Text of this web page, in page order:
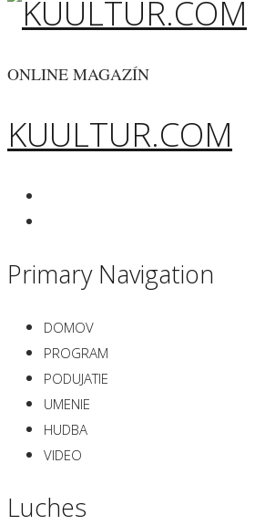
ONLINE MAGAZÍN
KUULTUR.COM
Primary Navigation
DOMOV
PROGRAM
PODUJATIE
UMENIE
HUDBA
VIDEO
Luches